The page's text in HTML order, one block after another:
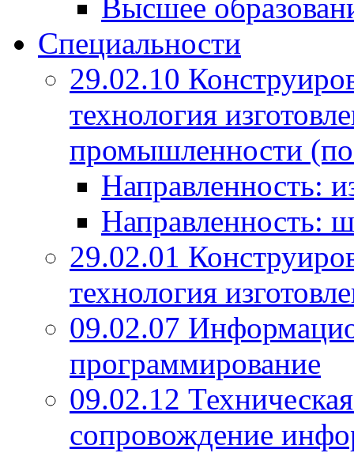
Высшее
Специальности
29.02.10
технология
промышленности
Направленность:
Направленность:
29.02.01
технология
09.02.07
программирование
09.02.12
сопровождение